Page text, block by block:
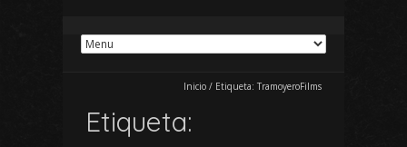
Inicio / Etiqueta: TramoyeroFilms
Etiqueta: